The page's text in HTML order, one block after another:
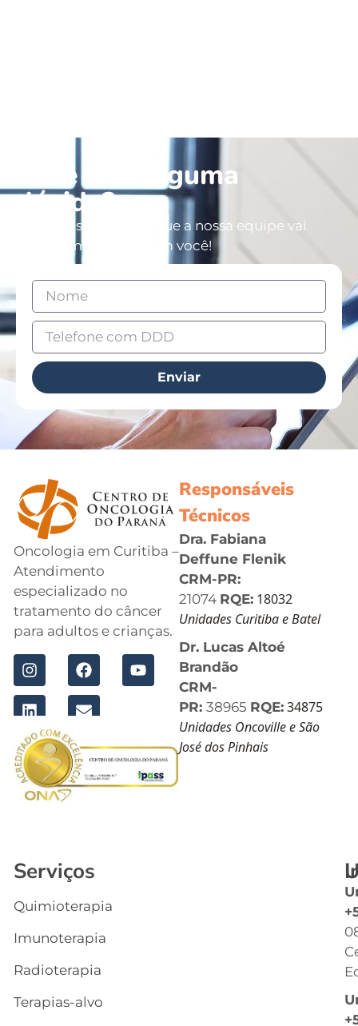
Você tem alguma
dúvida?
Deixe os seus dados que a nossa equipe vai
entrar em contato com você!
Enviar
Oncologia em Curitiba –
Atendimento
especializado no
tratamento do câncer
para adultos e crianças.
Responsáveis
Técnicos
Dra. Fabiana
Deffune Flenik
CRM-PR:
21074 RQE: 18032
Unidades Curitiba e Batel
Dr. Lucas Altoé
Brandão
CRM-
PR: 38965 RQE: 34875
Unidades Oncoville e São
José dos Pinhais
Serviços
Quimioterapia
Imunoterapia
Radioterapia
Terapias-alvo